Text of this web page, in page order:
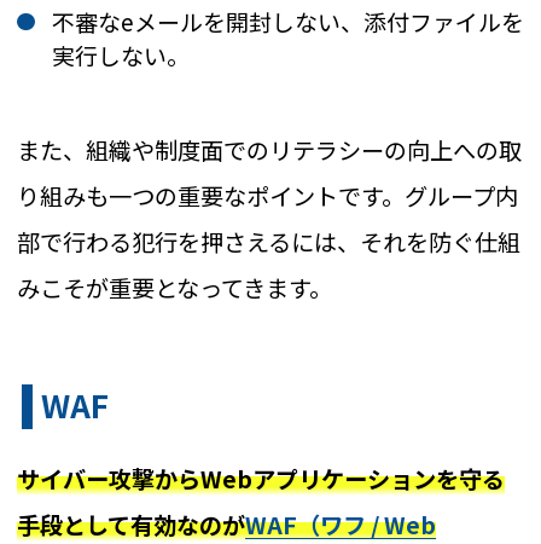
不審なeメールを開封しない、添付ファイルを
実行しない。
また、組織や制度面でのリテラシーの向上への取
り組みも一つの重要なポイントです。グループ内
部で行わる犯行を押さえるには、それを防ぐ仕組
みこそが重要となってきます。
WAF
サイバー攻撃からWebアプリケーションを守る
手段として有効なのがWAF（ワフ / Web